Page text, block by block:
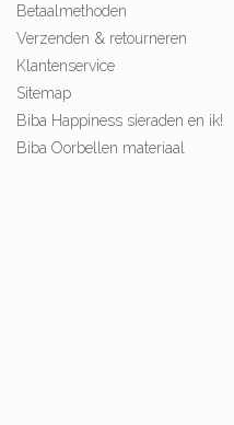
Betaalmethoden
Verzenden & retourneren
Klantenservice
Sitemap
Biba Happiness sieraden en ik!
Biba Oorbellen materiaal